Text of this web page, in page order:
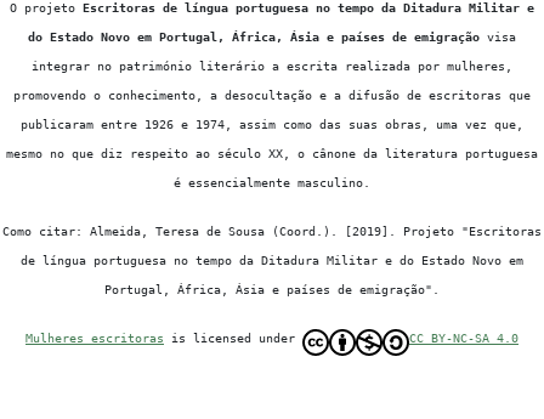
O projeto Escritoras de língua portuguesa no tempo da Ditadura Militar e
do Estado Novo em Portugal, África, Ásia e países de emigração visa
integrar no património literário a escrita realizada por mulheres,
promovendo o conhecimento, a desocultação e a difusão de escritoras que
publicaram entre 1926 e 1974, assim como das suas obras, uma vez que,
mesmo no que diz respeito ao século XX, o cânone da literatura portuguesa
é essencialmente masculino.
Como citar: Almeida, Teresa de Sousa (Coord.). [2019]. Projeto "Escritoras
de língua portuguesa no tempo da Ditadura Militar e do Estado Novo em
Portugal, África, Ásia e países de emigração".
Mulheres escritoras is licensed under CC BY-NC-SA 4.0